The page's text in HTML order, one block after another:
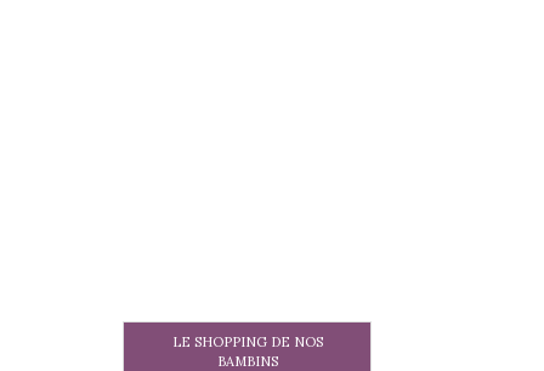
LE SHOPPING DE NOS
BAMBINS